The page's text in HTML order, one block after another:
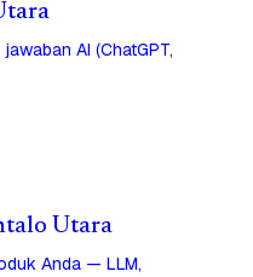
AI (ChatGPT,
Utara
Anda — LLM,